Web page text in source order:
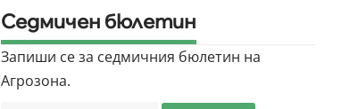
Седмичен бюлетин
Запиши се за седмичния бюлетин на
Агрозона.